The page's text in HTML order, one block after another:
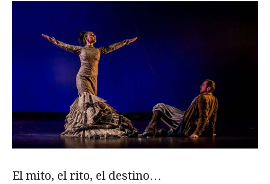
El mito, el rito, el destino…